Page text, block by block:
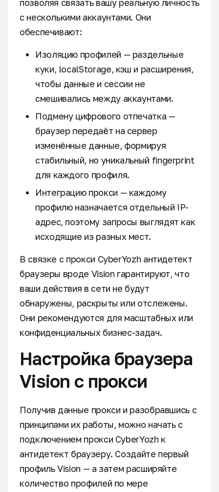
позволяя связать вашу реальную личность
с несколькими аккаунтами. Они
обеспечивают:
Изоляцию профилей — раздельные
куки, localStorage, кэш и расширения,
чтобы данные и сессии не
смешивались между аккаунтами.
Подмену цифрового отпечатка —
браузер передаёт на сервер
изменённые данные, формируя
стабильный, но уникальный fingerprint
для каждого профиля.
Интеграцию прокси — каждому
профилю назначается отдельный IP-
адрес, поэтому запросы выглядят как
исходящие из разных мест.
В связке с прокси CyberYozh антидетект
браузеры вроде Vision гарантируют, что
ваши действия в сети не будут
обнаружены, раскрыты или отслежены.
Они рекомендуются для масштабных или
конфиденциальных бизнес-задач.
Настройка браузера
Vision с прокси
Получив данные прокси и разобравшись с
принципами их работы, можно начать с
подключением прокси CyberYozh к
антидетект браузеру. Создайте первый
профиль Vision — а затем расширяйте
количество профилей по мере